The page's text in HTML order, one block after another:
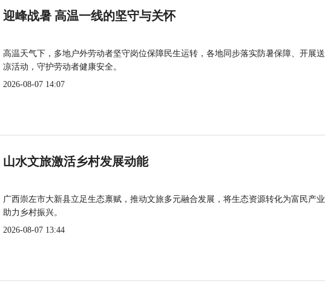
迎峰战暑 高温一线的坚守与关怀
高温天气下，多地户外劳动者坚守岗位保障民生运转，各地同步落实防暑保障、开展
凉活动，守护劳动者健康安全。
2026-08-07 14:07
山水文旅激活乡村发展动能
广西崇左市大新县立足生态禀赋，推动文旅多元融合发展，将生态资源转化为富民产
助力乡村振兴。
2026-08-07 13:44